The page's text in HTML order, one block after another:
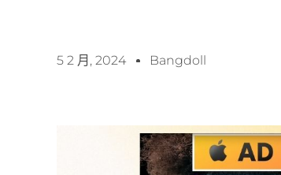
5 2 月, 2024 Bangdoll